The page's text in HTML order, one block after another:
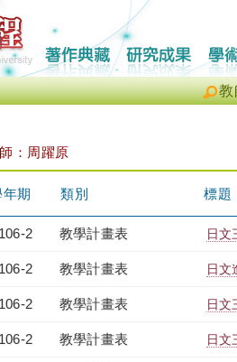
教
：周躍原
年期 類別 標題
106-2 教學計畫表 日文
106-2 教學計畫表 日文
106-2 教學計畫表 日文
106-2 教學計畫表 日文